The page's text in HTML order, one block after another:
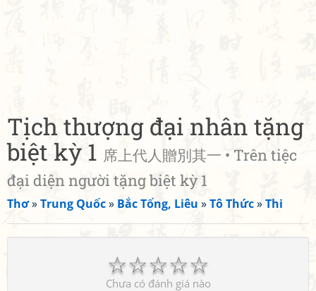
Tịch thượng đại nhân tặng
biệt kỳ 1 席上代人贈別其一 • Trên tiệc
đại diện người tặng biệt kỳ 1
Thơ»Trung Quốc» Bắc Tống, Liêu »Tô Thức»Thi
☆
☆
☆
☆
☆
Chưa có đánh giá nào